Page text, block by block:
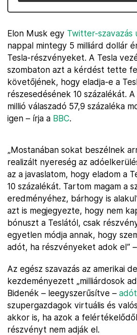
Elon Musk egy Twitter-szavazás
nappal mintegy 5 milliárd dollár
Tesla-részvényeket. A Tesla
szombaton azt a kérdést tette
követőjének, hogy eladja-e a
részesedésének 10 százalékát.
millió válaszadó 57,9 százaléka
igen – írja a BBC.
„Mostanában sokat beszélnek
realizált nyereség az
az a javaslatom, hogy eladom a
10 százalékát. Tartom magam a
eredményéhez, bárhogy is
azt is megjegyezte, hogy nem
bónuszt a Teslától, csak
egyetlen módja annak, hogy
adót, ha részvényeket adok el”
Az egész szavazás az amerikai
kezdeményezett „milliárdosok
Bidenék – leegyszerűsítve –
szupergazdagok virtuális és
akkor is, ha azok a
részvényt nem adják el.